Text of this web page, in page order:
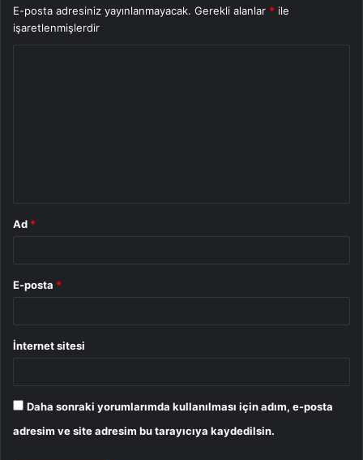
E-posta adresiniz yayınlanmayacak. Gerekli alanlar * ile
işaretlenmişlerdir
Ad *
E-posta *
İnternet sitesi
Daha sonraki yorumlarımda kullanılması için adım, e-posta
adresim ve site adresim bu tarayıcıya kaydedilsin.